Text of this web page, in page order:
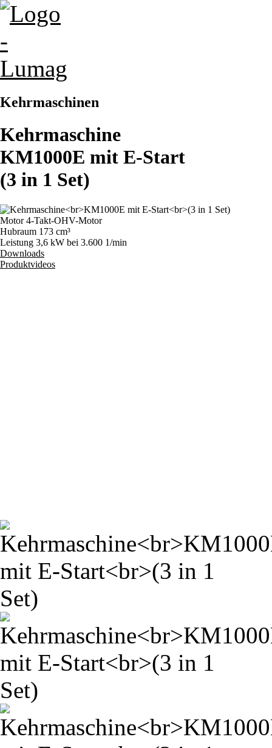
Kehrmaschinen
Kehrmaschine
KM1000E mit E-Start
(3 in 1 Set)
Motor 4-Takt-OHV-Motor
Hubraum 173 cm³
Leistung 3,6 kW bei 3.600 1/min
Downloads
Produktvideos